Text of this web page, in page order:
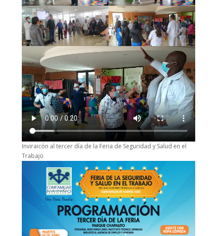
Inviraicón al tercer día de la Feria de Seguridad y Salud en el
Trabajo